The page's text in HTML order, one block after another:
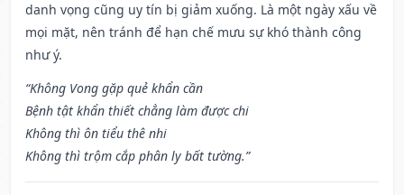
danh vọng cũng uy tín bị giảm xuống. Là một ngày xấu về
mọi mặt, nên tránh để hạn chế mưu sự khó thành công
như ý.
“Không Vong gặp quẻ khẩn cần
Bệnh tật khẩn thiết chẳng làm được chi
Không thì ôn tiểu thê nhi
Không thì trộm cắp phân ly bất tường.”